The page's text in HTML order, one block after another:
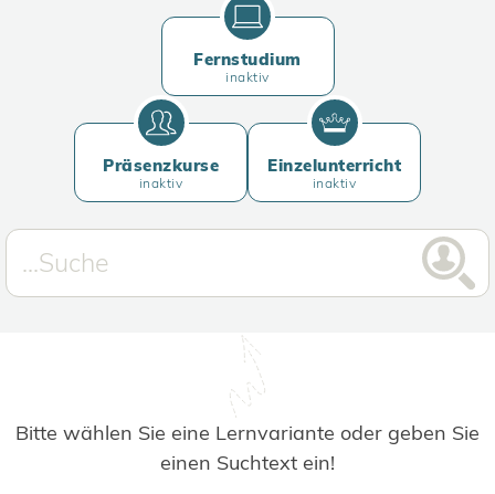
Fernstudium
inaktiv
Präsenzkurse
inaktiv
Einzelunterricht
inaktiv
Bitte wählen Sie eine Lernvariante oder geben Sie
einen Suchtext ein!